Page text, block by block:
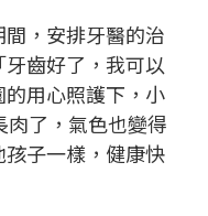
，安排牙醫的治
齒好了，我可以
用心照護下，小
肉了，氣色也變得
子一樣，健康快